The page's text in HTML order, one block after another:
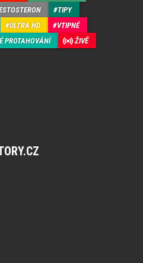
TIPY
ULTRA HD
VTIPNÉ
PROTAHOVÁNÍ ŽIVĚ